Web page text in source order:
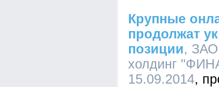
Крупные
продолжат
позиции, ЗАО
холдинг
15.09.2014